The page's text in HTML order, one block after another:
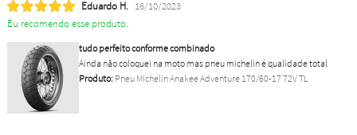
Eduardo H. 16/10/2023
Eu recomendo esse produto.
tudo perfeito conforme combinado
Ainda não coloquei na moto mas pneu michelin é qualidade total
Produto:Pneu Michelin Anakee Adventure 170/60-17 72V TL